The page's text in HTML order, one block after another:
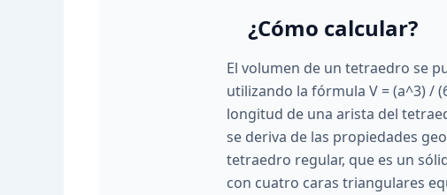
¿Cómo calcular?
El volumen de un tetraedro se
utilizando la fórmula V = (a^3) /
longitud de una arista del
se deriva de las propiedades
tetraedro regular, que es un
con cuatro caras triangulares